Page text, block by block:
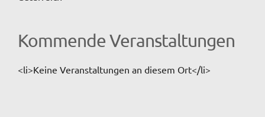
Kommende Veranstaltungen
<li>Keine Veranstaltungen an diesem Ort</li>